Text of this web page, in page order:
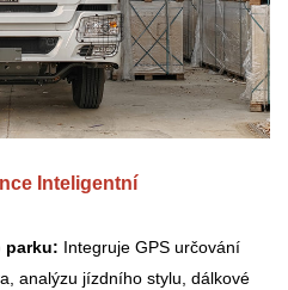
Inteligentní
parku: Integruje GPS určování
analýzu jízdního stylu, dálkové